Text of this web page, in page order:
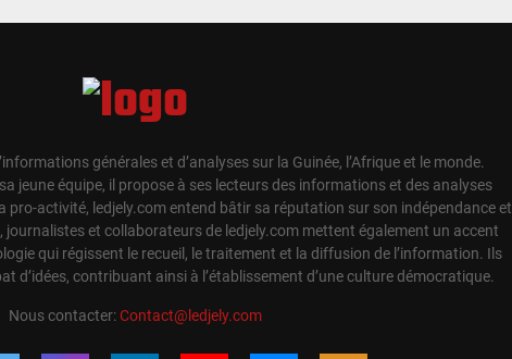
générales et d’analyses sur la Guinée, l’Afrique et le monde.
jeune équipe, il propose à ses lecteurs des informations et des analyses
pro-activité, ledjely.com entend bâtir sa réputation sur son indépendance et
et collaborateurs de ledjely.com mettent également un accent
qui régissent le recueil, le traitement et la diffusion de l’information. Ils
d’idées, contribuant ainsi à l’établissement d’une culture démocratique.
Nous contacter:Contact@ledjely.com